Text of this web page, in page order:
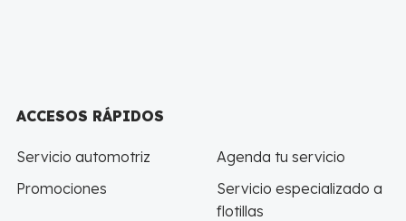
ACCESOS RÁPIDOS
Servicio automotriz
Agenda tu servicio
Promociones
Servicio especializado a
flotillas